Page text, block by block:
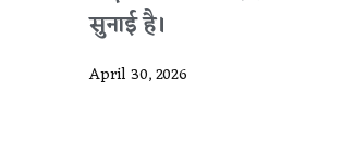
सुनाई है।
April 30, 2026